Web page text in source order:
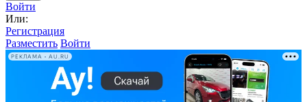
Войти
Или:
Регистрация
Разместить Войти
РЕКЛАМА • AU.RU